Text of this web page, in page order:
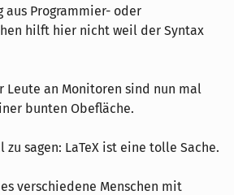
aus Programmier- oder
hilft hier nicht weil der Syntax
Leute an Monitoren sind nun mal
bunten Obefläche.
zu sagen: LaTeX ist eine tolle Sache.
verschiedene Menschen mit